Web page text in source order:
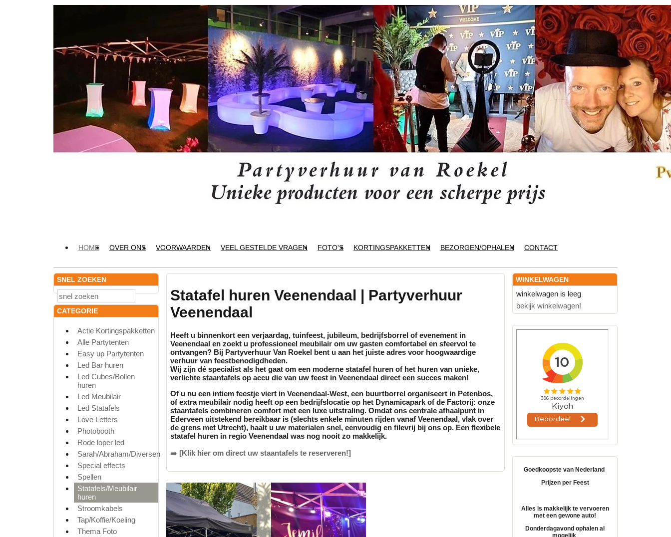
HOME OVER ONS VOORWAARDEN VEEL GESTELDE VRAGEN FOTO'S KORTINGSPAKKETTEN BEZORGEN/OPHALEN CONTACT
SNEL ZOEKEN
CATEGORIE
Actie Kortingspakketten
Alle Partytenten
Easy up Partytenten
Led Bar huren
Led Cubes/Bollen
huren
Led Meubilair
Led Statafels
Love Letters
Photobooth
Rode loper led
Sarah/Abraham/Diversen
Special effects
Spellen
Statafels/Meubilair
huren
Stroomkabels
Tap/Koffie/Koeling
Thema Foto
Statafel huren Veenendaal | Partyverhuur
Veenendaal
Heeft u binnenkort een verjaardag, tuinfeest, jubileum, bedrijfsborrel of evenement in
Veenendaal en zoekt u professioneel meubilair om uw gasten comfortabel en sfeervol te
ontvangen? Bij Partyverhuur Van Roekel bent u aan het juiste adres voor hoogwaardige
verhuur van feestbenodigdheden.
Wij zijn dé specialist als het gaat om een moderne statafel huren of het huren van unieke,
verlichte staantafels op accu die van uw feest in Veenendaal direct een succes maken!
Of u nu een intiem feestje viert in Veenendaal-West, een buurtborrel organiseert in Petenbos,
of extra meubilair nodig heeft op een bedrijfslocatie op het Dynamicapark of de Factorij: onze
staantafels combineren comfort met een luxe uitstraling. Omdat ons centrale afhaalpunt in
Ederveen uitstekend bereikbaar is (slechts enkele minuten rijden vanaf Veenendaal, vlak over
de grens met Utrecht), haalt u uw materialen snel, eenvoudig en filevrij bij ons op. Een flexibele
statafel huren in regio Veenendaal was nog nooit zo makkelijk.
➡️ [Klik hier om direct uw staantafels te reserveren!]
WINKELWAGEN
winkelwagen is leeg
bekijk winkelwagen!
Goedkoopste van Nederland
Prijzen per Feest
Alles is makkelijk te vervoeren
met een gewone auto!
Donderdagavond ophalen al
mogelijk